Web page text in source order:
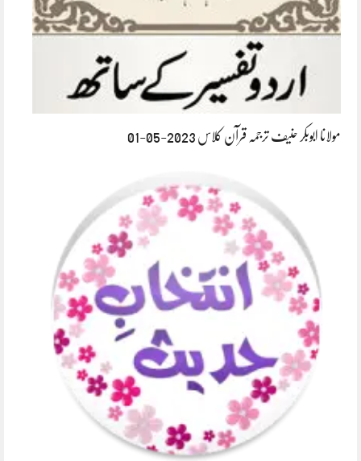
مولانا ابوبکر حنیف ترجمہ قرآن کلاس 2023-05-01